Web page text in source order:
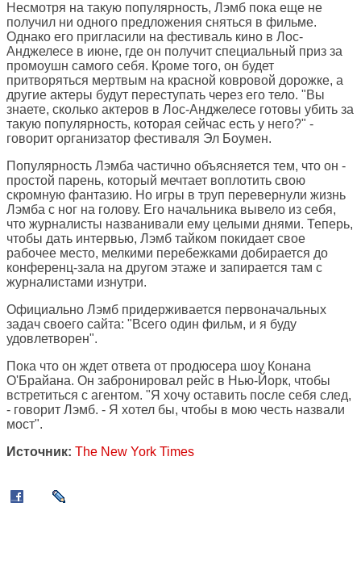
Несмотря на такую популярность, Лэмб пока еще не
получил ни одного предложения сняться в фильме.
Однако его пригласили на фестиваль кино в Лос-
Анджелесе в июне, где он получит специальный приз за
промоушн самого себя. Кроме того, он будет
притворяться мертвым на красной ковровой дорожке, а
другие актеры будут переступать через его тело. "Вы
знаете, сколько актеров в Лос-Анджелесе готовы убить за
такую популярность, которая сейчас есть у него?" -
говорит организатор фестиваля Эл Боумен.
Популярность Лэмба частично объясняется тем, что он -
простой парень, который мечтает воплотить свою
скромную фантазию. Но игры в труп перевернули жизнь
Лэмба с ног на голову. Его начальника вывело из себя,
что журналисты названивали ему целыми днями. Теперь,
чтобы дать интервью, Лэмб тайком покидает свое
рабочее место, мелкими перебежками добирается до
конференц-зала на другом этаже и запирается там с
журналистами изнутри.
Официально Лэмб придерживается первоначальных
задач своего сайта: "Всего один фильм, и я буду
удовлетворен".
Пока что он ждет ответа от продюсера шоу Конана
О'Брайана. Он забронировал рейс в Нью-Йорк, чтобы
встретиться с агентом. "Я хочу оставить после себя след,
- говорит Лэмб. - Я хотел бы, чтобы в мою честь назвали
мост".
Источник: The New York Times